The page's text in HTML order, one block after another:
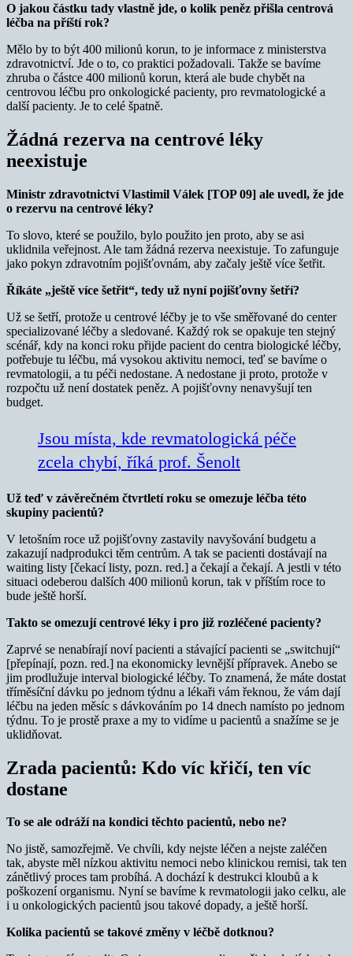
O jakou částku tady vlastně jde, o kolik peněz přišla centrová
léčba na příští rok?
Mělo by to být 400 milionů korun, to je informace z ministerstva
zdravotnictví. Jde o to, co praktici požadovali. Takže se bavíme
zhruba o částce 400 milionů korun, která ale bude chybět na
centrovou léčbu pro onkologické pacienty, pro revmatologické a
další pacienty. Je to celé špatně.
Žádná rezerva na centrové léky
neexistuje
Ministr zdravotnictví Vlastimil Válek [TOP 09] ale uvedl, že jde
o rezervu na centrové léky?
To slovo, které se použilo, bylo použito jen proto, aby se asi
uklidnila veřejnost. Ale tam žádná rezerva neexistuje. To zafunguje
jako pokyn zdravotním pojišťovnám, aby začaly ještě více šetřit.
Říkáte „ještě více šetřit“, tedy už nyní pojišťovny šetří?
Už se šetří, protože u centrové léčby je to vše směřované do center
specializované léčby a sledované. Každý rok se opakuje ten stejný
scénář, kdy na konci roku přijde pacient do centra biologické léčby,
potřebuje tu léčbu, má vysokou aktivitu nemoci, teď se bavíme o
revmatologii, a tu péči nedostane. A nedostane ji proto, protože v
rozpočtu už není dostatek peněz. A pojišťovny nenavyšují ten
budget.
Jsou místa, kde revmatologická péče
zcela chybí, říká prof. Šenolt
Už teď v závěrečném čtvrtletí roku se omezuje léčba této
skupiny pacientů?
V letošním roce už pojišťovny zastavily navyšování budgetu a
zakazují nadprodukci těm centrům. A tak se pacienti dostávají na
waiting listy [čekací listy, pozn. red.] a čekají a čekají. A jestli v této
situaci odeberou dalších 400 milionů korun, tak v příštím roce to
bude ještě horší.
Takto se omezují centrové léky i pro již rozléčené pacienty?
Zaprvé se nenabírají noví pacienti a stávající pacienti se „switchují“
[přepínají, pozn. red.] na ekonomicky levnější přípravek. Anebo se
jim prodlužuje interval biologické léčby. To znamená, že máte dostat
tříměsíční dávku po jednom týdnu a lékaři vám řeknou, že vám dají
léčbu na jeden měsíc s dávkováním po 14 dnech namísto po jednom
týdnu. To je prostě praxe a my to vidíme u pacientů a snažíme se je
uklidňovat.
Zrada pacientů: Kdo víc křičí, ten víc
dostane
To se ale odráží na kondici těchto pacientů, nebo ne?
No jistě, samozřejmě. Ve chvíli, kdy nejste léčen a nejste zaléčen
tak, abyste měl nízkou aktivitu nemoci nebo klinickou remisi, tak ten
zánětlivý proces tam probíhá. A dochází k destrukci kloubů a k
poškození organismu. Nyní se bavíme k revmatologii jako celku, ale
i u onkologických pacientů jsou takové dopady, a ještě horší.
Kolika pacientů se takové změny v léčbě dotknou?